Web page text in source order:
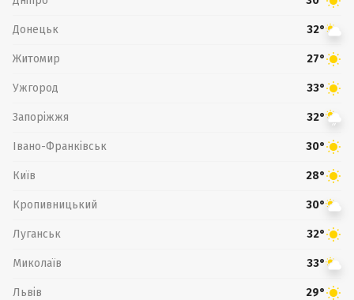
Донецьк 32°
Житомир 27°
Ужгород 33°
Запоріжжя 32°
Івано-Франківськ 30°
Київ 28°
Кропивницький 30°
Луганськ 32°
Миколаїв 33°
Львів 29°